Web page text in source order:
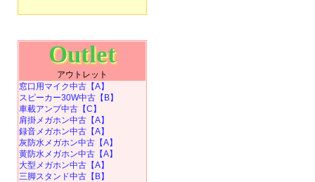
Outlet
アウトレット
窓口用マイク中古【A】
スピーカー30W中古【B】
車載アンプ中古【C】
肩掛メガホン中古【A】
録音メガホン中古【A】
灰防水メガホン中古【A】
黄防水メガホン中古【A】
大型メガホン中古【A】
三脚スタンド中古【B】